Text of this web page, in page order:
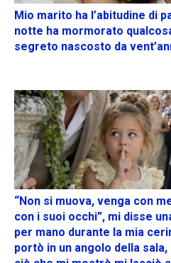
Mio marito ha l’abitudine di
notte ha mormorato
segreto nascosto da
“Non si muova, venga con
con i suoi occhi”, mi disse
per mano durante la mia
portò in un angolo della